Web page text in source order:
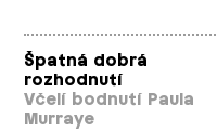
Špatná dobrá
rozhodnutí
Včelí bodnutí Paula
Murraye